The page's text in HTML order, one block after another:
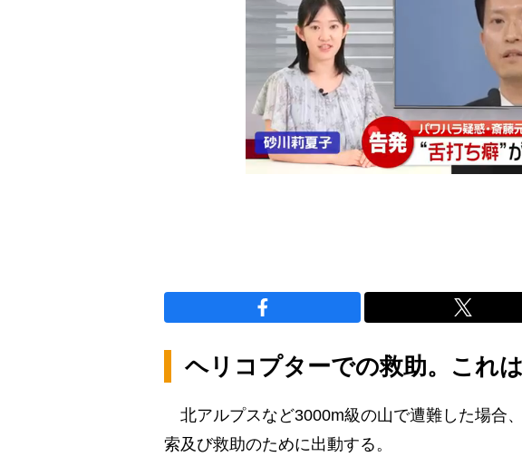
ヘリコプターでの救助。これ
北アルプスなど3000m級の山で遭難した場合
索及び救助のために出動する。